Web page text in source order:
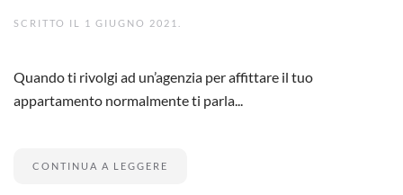
SCRITTO IL 1 GIUGNO 2021
Quando ti rivolgi ad un’agenzia per affittare il tuo
appartamento normalmente ti parla...
CONTINUA A LEGGERE